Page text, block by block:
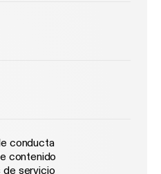
conducta
contenido
de servicio